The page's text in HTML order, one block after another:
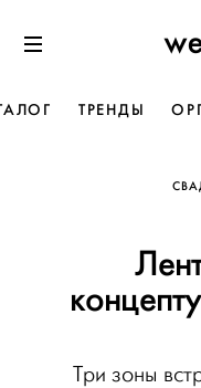
к содержанию
ТРЕНДЫ
Три зоны